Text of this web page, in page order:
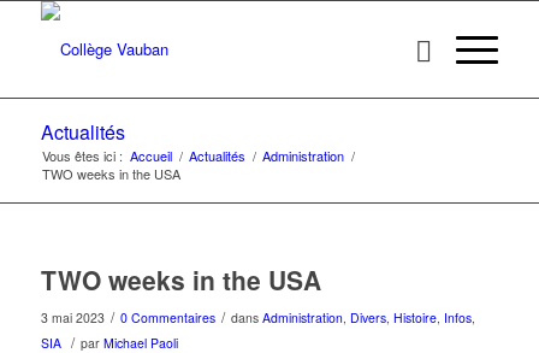
Actualités
Vous êtes ici : Accueil / Actualités / Administration /
TWO weeks in the USA
TWO weeks in the USA
3 mai 2023 / 0 Commentaires / dans Administration, Divers, Histoire, Infos,
SIA / par Michael Paoli